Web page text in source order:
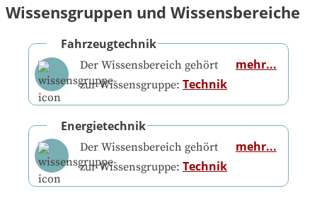
Wissensgruppen und Wissensbereiche
Fahrzeugtechnik
Der Wissensbereich gehört
zur Wissensgruppe: Technik
mehr...
Energietechnik
Der Wissensbereich gehört
zur Wissensgruppe: Technik
mehr...